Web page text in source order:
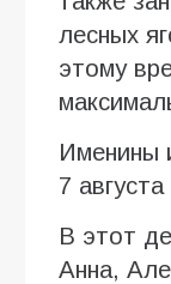
лесных
этому
Именины
7 августа
В этот
Анна,